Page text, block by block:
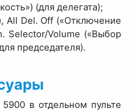
(для делегата);
All Del. Off («Отключение
Selector/Volume («Выбор
председателя).
в отдельном пульте